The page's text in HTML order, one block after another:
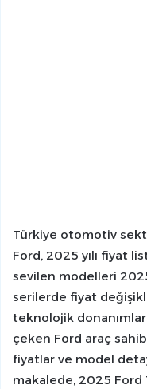
Türkiye otomotiv
Ford, 2025 yılı fiyat
sevilen modelleri
serilerde fiyat
teknolojik
çeken Ford araç
fiyatlar ve model
makalede, 2025